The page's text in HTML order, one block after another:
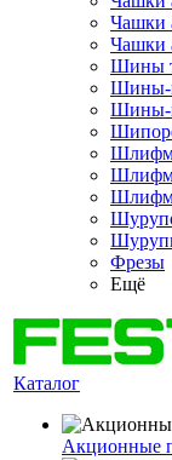
Чашки
Чашки
Шины
Шины-
Шины-
Фрезы
Ещё
Каталог
Акционные